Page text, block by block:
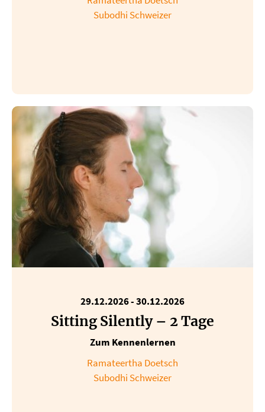
Subodhi Schweizer
29.12.2026-30.12.2026
Sitting Silently – 2 Tage
Zum Kennenlernen
Ramateertha Doetsch
Subodhi Schweizer